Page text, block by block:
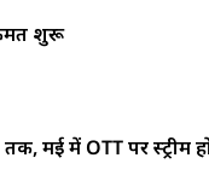
शुरू
मई में OTT पर स्ट्रीम